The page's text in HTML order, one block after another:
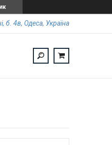
б. 4в, Одеса, Україна